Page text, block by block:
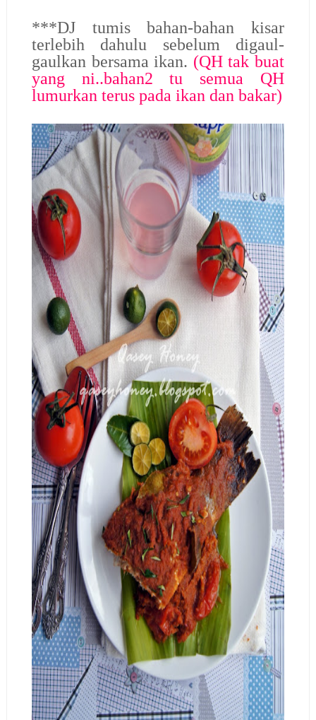
***DJ tumis bahan-bahan kisar
terlebih dahulu sebelum digaul-
gaulkan bersama ikan. (QH tak buat
yang ni..bahan2 tu semua QH
lumurkan terus pada ikan dan bakar)